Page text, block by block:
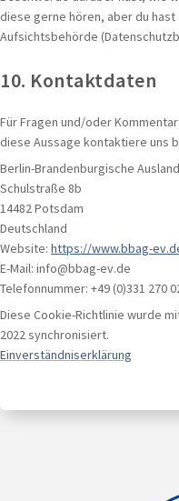
diese gerne hören, aber du hast
Aufsichtsbehörde
10. Kontaktdaten
Für Fragen und/oder
diese Aussage kontaktiere uns
Berlin-Brandenburgische
Schulstraße 8b
14482 Potsdam
Deutschland
Website: https://www.bbag-
E-Mail: info@bbag-ev.de
Telefonnummer: +49 (0)331 270
Diese Cookie-Richtlinie wurde
2022 synchronisiert.
Einverständniserklärung